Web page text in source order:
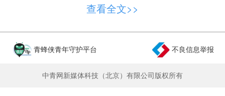
这场争执让杨阳意识到了自己的理论短板，从
主任窦文静来工区蹲点，杨阳把攒的疑问一股脑倒
出来，挨个请教，一直问到深夜12点多，给每个问
查看全文>>
青蜂侠青年守护平台 不良信息举报
中青网新媒体科技（北京）有限公司版权所有